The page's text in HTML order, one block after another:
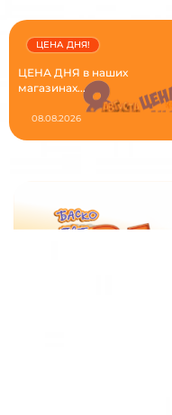
ЦЕНА ДНЯ в наших
магазинах...
ЦЕНА ДНЯ!
08.08.2026